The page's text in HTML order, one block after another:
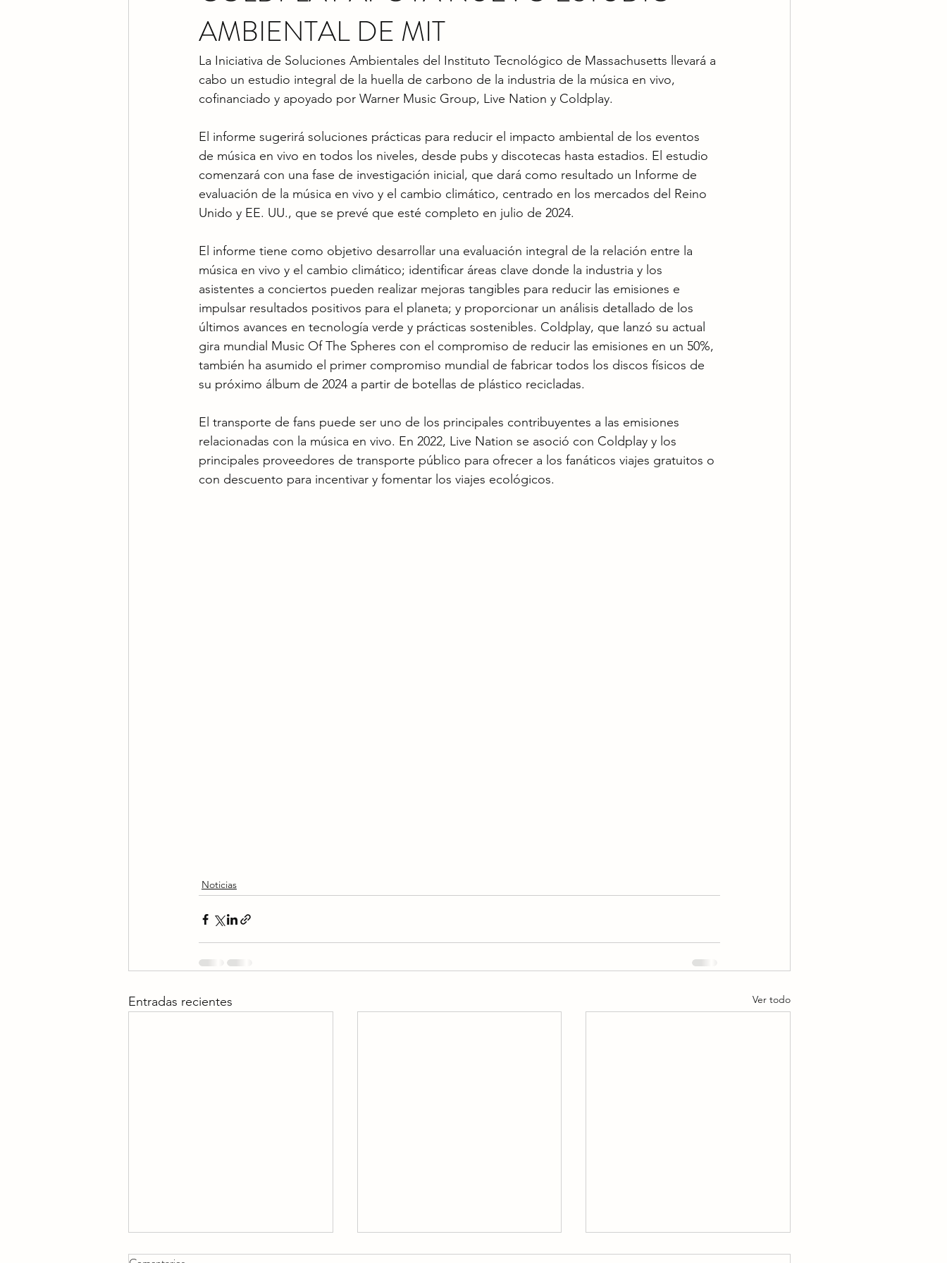
AMBIENTAL DE MIT
La Iniciativa de Soluciones Ambientales del Instituto Tecnológico de Massachusetts llevará a
cabo un estudio integral de la huella de carbono de la industria de la música en vivo,
cofinanciado y apoyado por Warner Music Group, Live Nation y Coldplay.
El informe sugerirá soluciones prácticas para reducir el impacto ambiental de los eventos
de música en vivo en todos los niveles, desde pubs y discotecas hasta estadios. El estudio
comenzará con una fase de investigación inicial, que dará como resultado un Informe de
evaluación de la música en vivo y el cambio climático, centrado en los mercados del Reino
Unido y EE. UU., que se prevé que esté completo en julio de 2024.
El informe tiene como objetivo desarrollar una evaluación integral de la relación entre la
música en vivo y el cambio climático; identificar áreas clave donde la industria y los
asistentes a conciertos pueden realizar mejoras tangibles para reducir las emisiones e
impulsar resultados positivos para el planeta; y proporcionar un análisis detallado de los
últimos avances en tecnología verde y prácticas sostenibles. Coldplay, que lanzó su actual
gira mundial Music Of The Spheres con el compromiso de reducir las emisiones en un 50%,
también ha asumido el primer compromiso mundial de fabricar todos los discos físicos de
su próximo álbum de 2024 a partir de botellas de plástico recicladas.
El transporte de fans puede ser uno de los principales contribuyentes a las emisiones
relacionadas con la música en vivo. En 2022, Live Nation se asoció con Coldplay y los
principales proveedores de transporte público para ofrecer a los fanáticos viajes gratuitos o
con descuento para incentivar y fomentar los viajes ecológicos.
Noticias
Entradas recientes Ver todo